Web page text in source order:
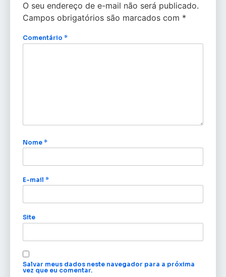
O seu endereço de e-mail não será publicado.
Campos obrigatórios são marcados com *
Comentário *
Nome *
E-mail *
Site
Salvar meus dados neste navegador para a próxima
vez que eu comentar.